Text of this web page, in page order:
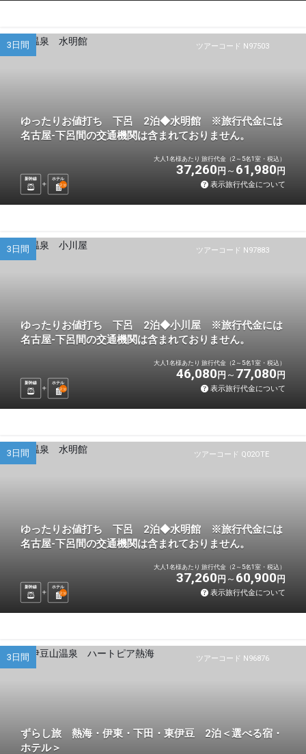
ツアーコード N97503
3日間
ゆったりお値打ち 下呂 2泊◆水明館 ※旅行代金には
名古屋-下呂間の交通機関は含まれておりません。
新幹線
ホテル
2泊
大人1名様あたり 旅行代金（2～5名1室・税込）
37,260 円 61,980 円
表示旅行代金について
ツアーコード N97883
3日間
ゆったりお値打ち 下呂 2泊◆小川屋 ※旅行代金には
名古屋-下呂間の交通機関は含まれておりません。
新幹線
ホテル
2泊
大人1名様あたり 旅行代金（2～5名1室・税込）
46,080 円 77,080 円
表示旅行代金について
ツアーコード Q02OTE
3日間
ゆったりお値打ち 下呂 2泊◆水明館 ※旅行代金には
名古屋-下呂間の交通機関は含まれておりません。
新幹線
ホテル
2泊
大人1名様あたり 旅行代金（2～5名1室・税込）
37,260 円 60,900 円
表示旅行代金について
ツアーコード N96876
3日間
ずらし旅 熱海・伊東・下田・東伊豆 2泊＜選べる宿・
ホテル＞